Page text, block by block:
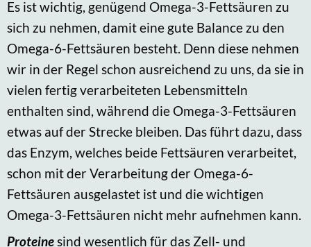
Es ist wichtig, genügend Omega-3-Fettsäuren zu
sich zu nehmen, damit eine gute Balance zu den
Omega-6-Fettsäuren besteht. Denn diese nehmen
wir in der Regel schon ausreichend zu uns, da sie in
vielen fertig verarbeiteten Lebensmitteln
enthalten sind, während die Omega-3-Fettsäuren
etwas auf der Strecke bleiben. Das führt dazu, dass
das Enzym, welches beide Fettsäuren verarbeitet,
schon mit der Verarbeitung der Omega-6-
Fettsäuren ausgelastet ist und die wichtigen
Omega-3-Fettsäuren nicht mehr aufnehmen kann.
Proteinesind wesentlich für das Zell- und